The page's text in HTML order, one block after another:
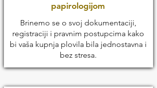
papirologijom
Brinemo se o svoj dokumentaciji,
registraciji i pravnim postupcima kako
bi vaša kupnja plovila bila jednostavna i
bez stresa.